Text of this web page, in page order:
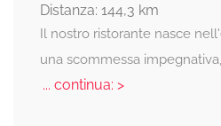
Distanza: 144,3 km
Il nostro ristorante nasce
una scommessa
... continua: >